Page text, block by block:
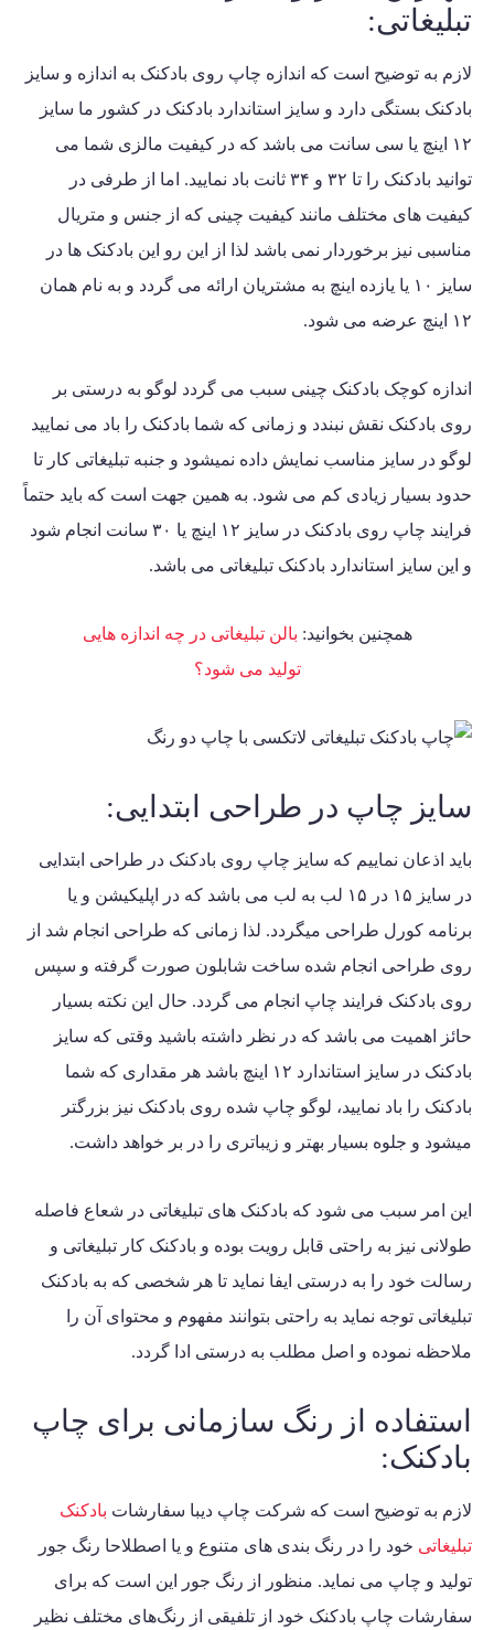
تبلیغاتی:
لازم به توضیح است که اندازه چاپ روی بادکنک به اندازه و سایز
بادکنک بستگی دارد و سایز استاندارد بادکنک در کشور ما سایز
۱۲ اینچ یا سی سانت می باشد که در کیفیت مالزی شما می
توانید بادکنک را تا ۳۲ و ۳۴ ثانت باد نمایید. اما از طرفی در
کیفیت های مختلف مانند کیفیت چینی که از جنس و متریال
مناسبی نیز برخوردار نمی باشد لذا از این رو این بادکنک ها در
سایز ۱۰ یا یازده اینچ به مشتریان ارائه می گردد و به نام همان
۱۲ اینچ عرضه می شود.
اندازه کوچک بادکنک چینی سبب می گردد لوگو به درستی بر
روی بادکنک نقش نبندد و زمانی که شما بادکنک را باد می نمایید
لوگو در سایز مناسب نمایش داده نمیشود و جنبه تبلیغاتی کار تا
حدود بسیار زیادی کم می شود. به همین جهت است که باید حتماً
فرایند چاپ روی بادکنک در سایز ۱۲ اینچ یا ۳۰ سانت انجام شود
و این سایز استاندارد بادکنک تبلیغاتی می باشد.
همچنین بخوانید: بالن تبلیغاتی در چه اندازه هایی
تولید می شود؟
سایز چاپ در طراحی ابتدایی:
باید اذعان نماییم که سایز چاپ روی بادکنک در طراحی ابتدایی
در سایز ۱۵ در ۱۵ لب به لب می باشد که در اپلیکیشن و یا
برنامه کورل طراحی میگردد. لذا زمانی که طراحی انجام شد از
روی طراحی انجام شده ساخت شابلون صورت گرفته و سپس
روی بادکنک فرایند چاپ انجام می گردد. حال این نکته بسیار
حائز اهمیت می باشد که در نظر داشته باشید وقتی که سایز
بادکنک در سایز استاندارد ۱۲ اینچ باشد هر مقداری که شما
بادکنک را باد نمایید، لوگو چاپ شده روی بادکنک نیز بزرگتر
میشود و جلوه بسیار بهتر و زیباتری را در بر خواهد داشت.
این امر سبب می شود که بادکنک های تبلیغاتی در شعاع فاصله
طولانی نیز به راحتی قابل رویت بوده و بادکنک کار تبلیغاتی و
رسالت خود را به درستی ایفا نماید تا هر شخصی که به بادکنک
تبلیغاتی توجه نماید به راحتی بتوانند مفهوم و محتوای آن را
ملاحظه نموده و اصل مطلب به درستی ادا گردد.
استفاده از رنگ سازمانی برای چاپ
بادکنک:
لازم به توضیح است که شرکت چاپ دیبا سفارشات بادکنک
تبلیغاتی خود را در رنگ بندی های متنوع و یا اصطلاحا رنگ جور
تولید و چاپ می نماید. منظور از رنگ جور این است که برای
سفارشات چاپ بادکنک خود از تلفیقی از رنگ‌های مختلف نظیر